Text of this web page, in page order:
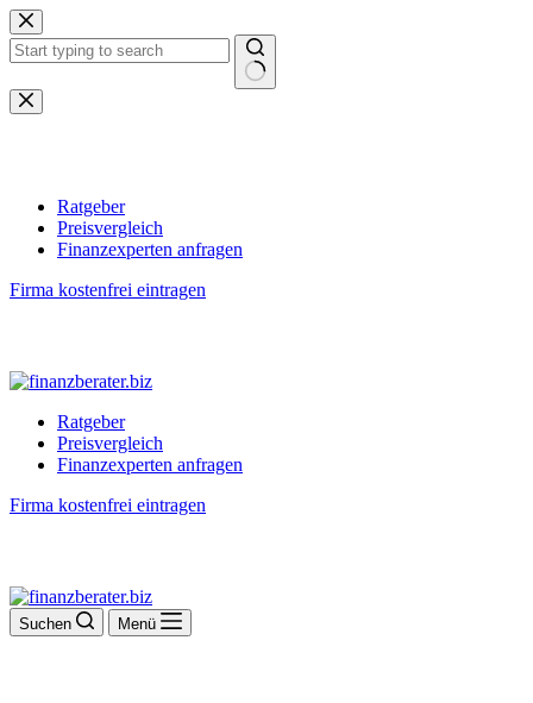
Zum
Inhalt
springen
Keine
Ergebnisse
Ratgeber
Preisvergleich
Finanzexperten anfragen
Firma kostenfrei eintragen
Ratgeber
Preisvergleich
Finanzexperten anfragen
Firma kostenfrei eintragen
Suchen Menü